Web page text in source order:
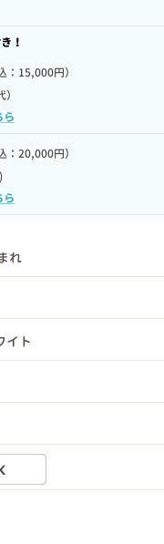
！
：15,000円）
ら
：20,000円）
ら
れ
イト